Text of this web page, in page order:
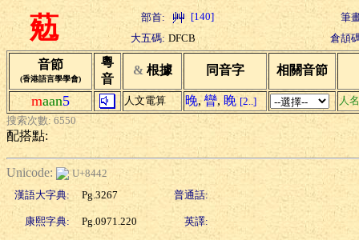
葂 部首: [140]
筆
大五碼: DFCB 倉頡
音節
(香港語言學學會)
粵
音
& 根據 同音字 相關音節
maan5 人文電算 晚, 矕, 睌 [2..]
人
搜索次數: 6550
配搭點:
Unicode:
U+8442
漢語大字典:
Pg.3267 普通話:
康熙字典: Pg.0971.220 英譯: